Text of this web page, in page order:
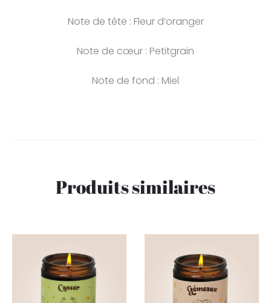
Note de tête : Fleur d’oranger
Note de cœur : Petitgrain
Note de fond : Miel
Produits similaires